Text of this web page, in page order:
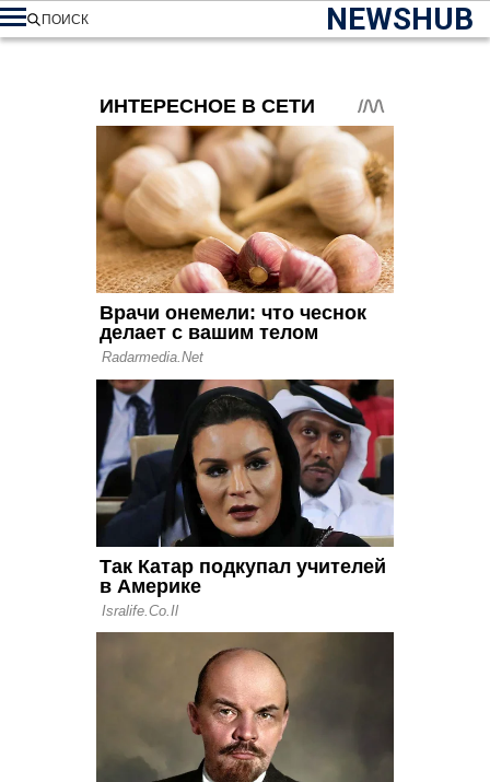
NEWSHUB
ПОИСК